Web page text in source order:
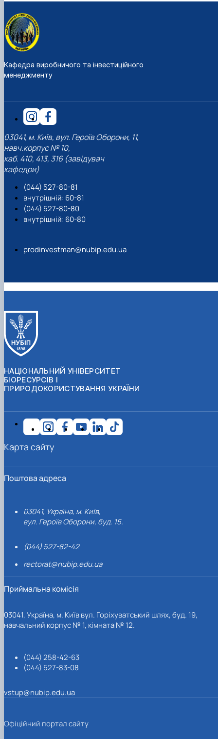
Кафедра виробничого та інвестиційного
менеджменту
03041, м. Київ, вул. Героїв Оборони, 11,
навч.корпус № 10,
каб. 410, 413, 316 (завідувач
кафедри)
(044) 527-80-81
внутрішній: 60-81
(044) 527-80-80
внутрішній: 60-80
prodinvestman@nubip.edu.ua
НАЦІОНАЛЬНИЙ УНІВЕРСИТЕТ
БІОРЕСУРСІВ І
ПРИРОДОКОРИСТУВАННЯ УКРАЇНИ
Поштова адреса
03041, Україна, м. Київ,
вул. Героїв Оборони, буд. 15.
(044) 527-82-42
rectorat@nubip.edu.ua
Приймальна комісія
03041, Україна, м. Київ вул. Горіхуватський шлях, буд. 19,
навчальний корпус № 1, кімната № 12.
(044) 258-42-63
(044) 527-83-08
vstup@nubip.edu.ua
Карта сайту
Офіційний портал сайту